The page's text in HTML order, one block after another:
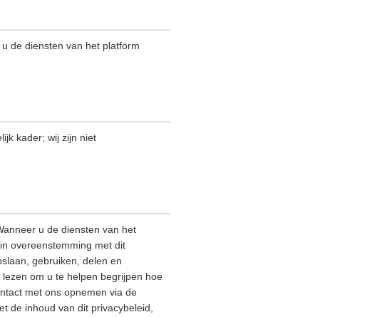
de diensten van het platform
kader; wij zijn niet
u de diensten van het
overeenstemming met dit
gebruiken, delen en
om u te helpen begrijpen hoe
met ons opnemen via de
de inhoud van dit privacybeleid,